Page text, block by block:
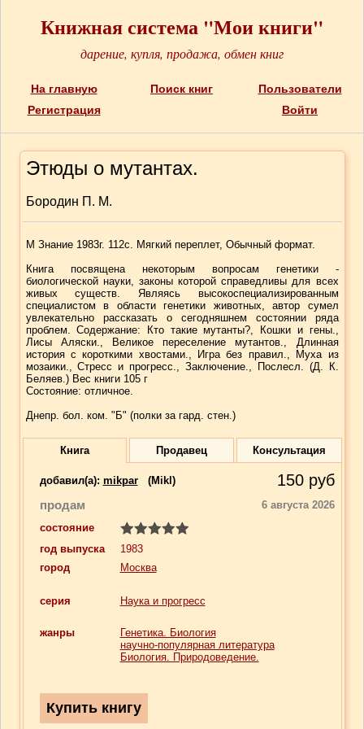
Книжная система "Мои книги"
дарение, купля, продажа, обмен книг
На главную Поиск книг
Пользователи
Регистрация
Войти
Этюды о мутантах.
Бородин П. М.
М Знание 1983г. 112с. Мягкий переплет, Обычный формат.
Книга посвящена некоторым вопросам генетики -
биологической науки, законы которой справедливы для всех
живых существ. Являясь высокоспециализированным
специалистом в области генетики животных, автор сумел
увлекательно рассказать о сегодняшнем состоянии ряда
проблем. Содержание: Кто такие мутанты?, Кошки и гены.,
Лисы Аляски., Великое переселение мутантов., Длинная
история с короткими хвостами., Игра без правил., Муха из
мозаики., Стресс и прогресс., Заключение., Послесл. (Д. К.
Беляев.) Вес книги 105 г
Состояние: отличное.
Днепр. бол. ком. "Б" (полки за гард. стен.)
Книга Продавец Консультация
добавил(a): mikpar (Mikl) 150 руб
продам
6 августа 2026
состояние
год выпуска
1983
город
Москва
серия Наука и прогресс
жанры
Генетика. Биология
научно-популярная литература
Биология. Природоведение.